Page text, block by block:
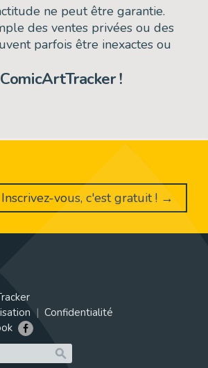
ne peut être garantie.
des ventes privées ou des
parfois être inexactes ou
!
Inscrivez-vous, c'est gratuit ! →
Confidentialité